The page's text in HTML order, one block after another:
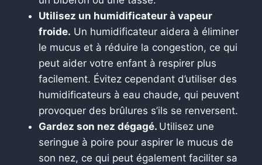
Utilisez un humidificateur à vapeur
froide. Un humidificateur aidera à éliminer
le mucus et à réduire la congestion, ce qui
peut aider votre enfant à respirer plus
facilement. Évitez cependant d’utiliser des
humidificateurs à eau chaude, qui peuvent
provoquer des brûlures s’ils se renversent.
Gardez son nez dégagé. Utilisez une
seringue à poire pour aspirer le mucus de
son nez, ce qui peut également faciliter sa